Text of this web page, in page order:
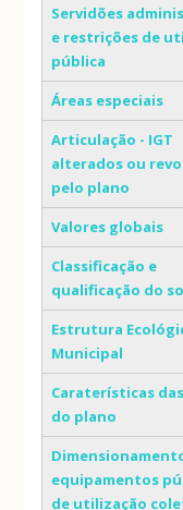
Servidões
e restrições de
pública
Áreas especiais
Articulação - IGT
alterados ou
pelo plano
Valores globais
Classificação e
qualificação do
Estrutura
Municipal
Caraterísticas
do plano
equipamentos
de utilização